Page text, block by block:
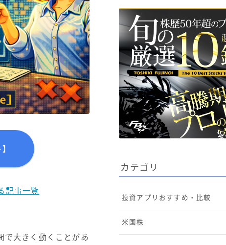
記事一覧
で大きく動くことがあ
カテゴリ
投資アプリおすすめ・比較
米国株